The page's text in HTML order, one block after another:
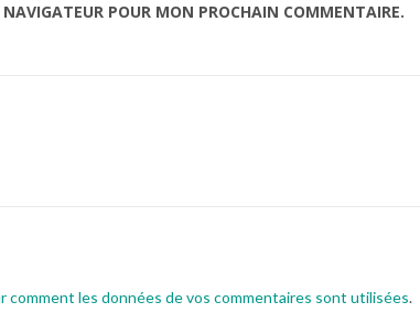
POUR MON PROCHAIN COMMENTAIRE.
comment les données de vos commentaires sont utilisées.